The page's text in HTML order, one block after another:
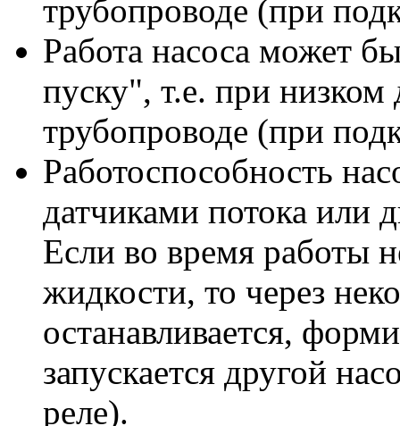
трубопроводе (при
Работа насоса может
пуску", т.е. при
трубопроводе (при
Работоспособность
датчиками потока или
Если во время работы
жидкости, то через
останавливается,
запускается другой
реле).